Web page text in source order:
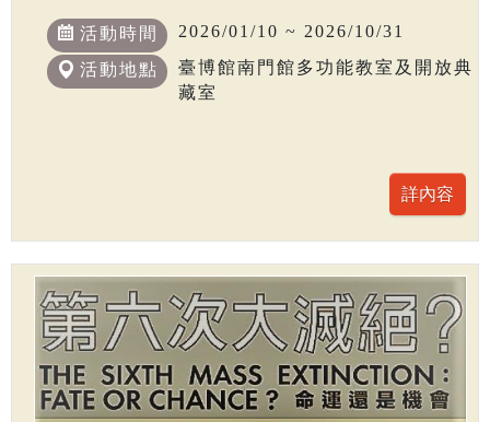
活動時間 2026/01/10 ~ 2026/10/31
活動地點
臺博館南門館多功能教室及開放典
藏室